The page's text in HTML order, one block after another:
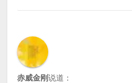
赤威金刚说道：